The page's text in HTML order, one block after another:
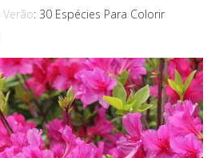
: 30 Espécies Para Colorir